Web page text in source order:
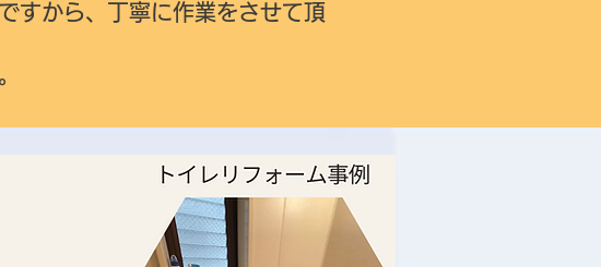
すから、丁寧に作業をさせて頂